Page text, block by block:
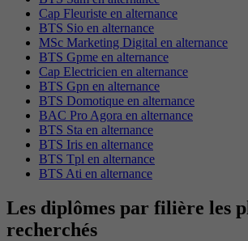
Cap Fleuriste en alternance
BTS Sio en alternance
MSc Marketing Digital en alternance
BTS Gpme en alternance
Cap Electricien en alternance
BTS Gpn en alternance
BTS Domotique en alternance
BAC Pro Agora en alternance
BTS Sta en alternance
BTS Iris en alternance
BTS Tpl en alternance
BTS Ati en alternance
Les diplômes par filière les
recherchés